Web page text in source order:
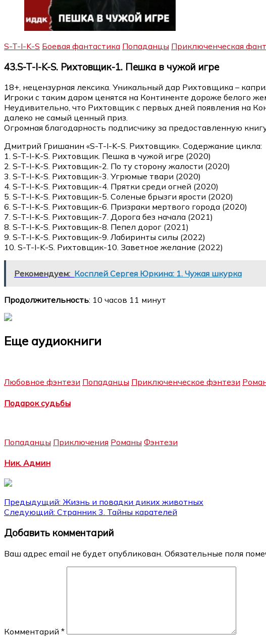
S-T-I-K-S Боевая фантастика Попаданцы Приключенческая
43.S-T-I-K-S. Рихтовщик-1. Пешка в чужой игре
18+, нецензурная лексика. Уникальный дар Рихтовщика –
Игроки с таким даром ценятся на Континенте дороже белого
Неудивительно, что Рихтовщик с первых дней появления на
далеко не самый ценный приз.
Огромная благодарность подписчику за предоставленную
Дмитрий Гришанин «S-T-I-K-S. Рихтовщик». Содержание цикла:
1. S-T-I-K-S. Рихтовщик. Пешка в чужой игре (2020)
2. S-T-I-K-S. Рихтовщик-2. По ту сторону жалости (2020)
3. S-T-I-K-S. Рихтовщик-3. Угрюмые твари (2020)
4. S-T-I-K-S. Рихтовщик-4. Прятки среди огней (2020)
5. S-T-I-K-S. Рихтовщик-5. Соленые брызги ярости (2020)
6. S-T-I-K-S. Рихтовщик-6. Призраки мертвого города (2020)
7. S-T-I-K-S. Рихтовщик-7. Дорога без начала (2021)
8. S-T-I-K-S. Рихтовщик-8. Пепел дорог (2021)
9. S-T-I-K-S. Рихтовщик-9. Лабиринты силы (2022)
10. S-T-I-K-S. Рихтовщик-10. Заветное желание (2022)
Рекомендуем: Косплей Сергея Юркина: 1. Чужая шкурка
Продолжительность: 10 часов 11 минут
Еще аудиокниги
Любовное фэнтези Попаданцы Приключенческое фэнтези
Подарок судьбы
Попаданцы Приключения Романы Фэнтези
Ник. Админ
Навигация
по
записям
Предыдущий: Жизнь и повадки диких животных
Следующий: Странник 3. Тайны карателей
Добавить комментарий
Ваш адрес email не будет опубликован. Обязательные поля
Комментарий *